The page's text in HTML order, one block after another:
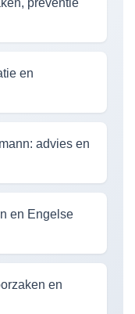
preventie
en
advies en
en Engelse
en